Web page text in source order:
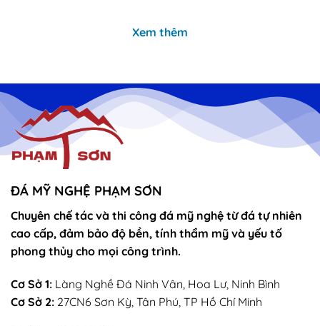
Xem thêm
ĐÁ MỸ NGHỆ PHẠM SƠN
Chuyên chế tác và thi công đá mỹ nghệ từ đá tự nhiên
cao cấp, đảm bảo độ bền, tính thẩm mỹ và yếu tố
phong thủy cho mọi công trình.
Cơ Sở 1: Làng Nghề Đá Ninh Vân, Hoa Lư, Ninh Bình
Cơ Sở 2: 27CN6 Sơn Kỳ, Tân Phú, TP Hồ Chí Minh